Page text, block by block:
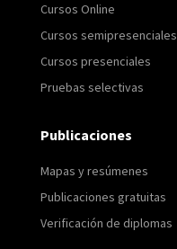
Cursos Online
Cursos semipresenciales
Cursos presenciales
Pruebas selectivas
Publicaciones
Mapas y resúmenes
Publicaciones gratuitas
Verificación de diplomas